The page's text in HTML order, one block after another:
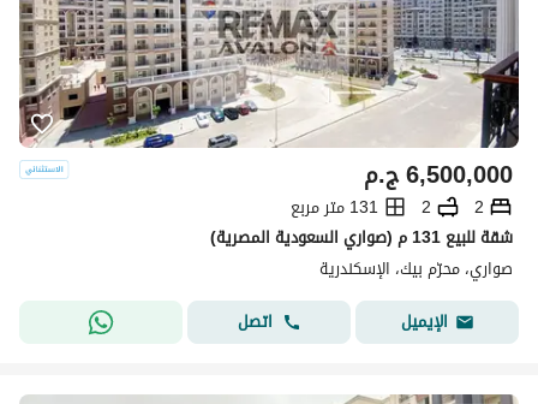
ج.م6,500,000
2
2
131 متر مربع
شقة للبيع 131 م (صواري السعودية المصرية)
صواري، محرّم بيك، الإسكندرية
الإيميل
اتصل